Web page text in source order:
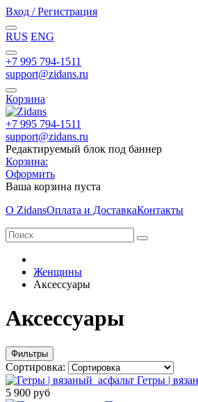
Вход / Регистрация
RUS ENG
+7 995 794-1511
support@zidans.ru
Корзина
+7 995 794-1511
support@zidans.ru
Редактируемый блок под баннер
Корзина:
Оформить
Ваша корзина пуста
О ZidansОплата и ДоставкаКонтакты
Женщины
Аксессуары
Аксессуары
Фильтры
Сортировка:
Гетры |
5 900 руб